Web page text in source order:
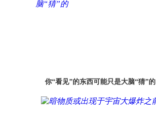
你“看见”的东西可能只是大脑“猜”的